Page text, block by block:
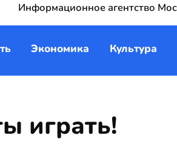
Информационное агентство
Экономика Культура
играть!